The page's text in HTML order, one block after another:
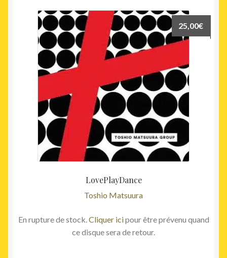
LovePlayDance
Toshio Matsuura
25,00€
En rupture de stock.Cliquer icipour être prévenu quand
ce disque sera de retour.